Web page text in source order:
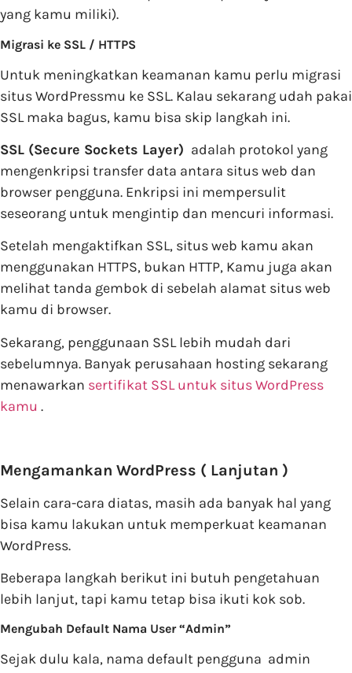
yang kamu miliki).
Migrasi ke SSL / HTTPS
Untuk meningkatkan keamanan kamu perlu migrasi
situs WordPressmu ke SSL. Kalau sekarang udah pakai
SSL maka bagus, kamu bisa skip langkah ini.
SSL (Secure Sockets Layer) adalah protokol yang
mengenkripsi transfer data antara situs web dan
browser pengguna. Enkripsi ini mempersulit
seseorang untuk mengintip dan mencuri informasi.
Setelah mengaktifkan SSL, situs web kamu akan
menggunakan HTTPS, bukan HTTP, Kamu juga akan
melihat tanda gembok di sebelah alamat situs web
kamu di browser.
Sekarang, penggunaan SSL lebih mudah dari
sebelumnya. Banyak perusahaan hosting sekarang
menawarkan sertifikat SSL untuk situs WordPress
kamu .
Mengamankan WordPress ( Lanjutan )
Selain cara-cara diatas, masih ada banyak hal yang
bisa kamu lakukan untuk memperkuat keamanan
WordPress.
Beberapa langkah berikut ini butuh pengetahuan
lebih lanjut, tapi kamu tetap bisa ikuti kok sob.
Mengubah Default Nama User “Admin”
Sejak dulu kala, nama default pengguna admin